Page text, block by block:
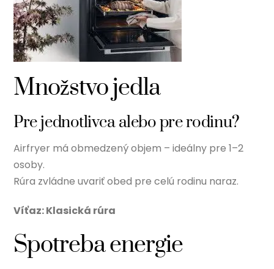
Množstvo jedla
Pre jednotlivca alebo pre rodinu?
Airfryer má obmedzený objem – ideálny pre 1–2
osoby.
Rúra zvládne uvariť obed pre celú rodinu naraz.
Víťaz: Klasická rúra
Spotreba energie